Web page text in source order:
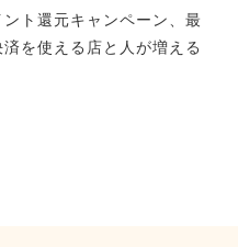
ト還元キャンペーン、最
を使える店と人が増える